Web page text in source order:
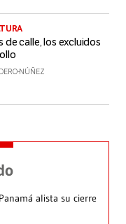
de calle, los excluidos
NÚÑEZ
alista su cierre